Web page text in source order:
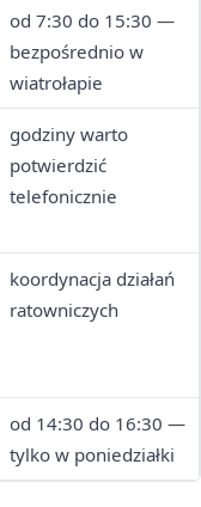
od 7:30 do 15:30 —
bezpośrednio w
wiatrołapie
godziny warto
potwierdzić
telefonicznie
koordynacja działań
ratowniczych
od 14:30 do 16:30 —
tylko w poniedziałki